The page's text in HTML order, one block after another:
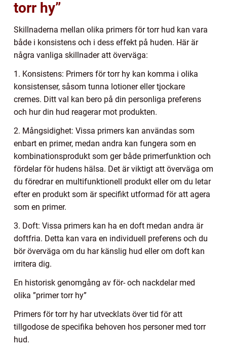
torr hy”
Skillnaderna mellan olika primers för torr hud kan vara
både i konsistens och i dess effekt på huden. Här är
några vanliga skillnader att överväga:
1. Konsistens: Primers för torr hy kan komma i olika
konsistenser, såsom tunna lotioner eller tjockare
cremes. Ditt val kan bero på din personliga preferens
och hur din hud reagerar mot produkten.
2. Mångsidighet: Vissa primers kan användas som
enbart en primer, medan andra kan fungera som en
kombinationsprodukt som ger både primerfunktion och
fördelar för hudens hälsa. Det är viktigt att överväga om
du föredrar en multifunktionell produkt eller om du letar
efter en produkt som är specifikt utformad för att agera
som en primer.
3. Doft: Vissa primers kan ha en doft medan andra är
doftfria. Detta kan vara en individuell preferens och du
bör överväga om du har känslig hud eller om doft kan
irritera dig.
En historisk genomgång av för- och nackdelar med
olika ”primer torr hy”
Primers för torr hy har utvecklats över tid för att
tillgodose de specifika behoven hos personer med torr
hud.